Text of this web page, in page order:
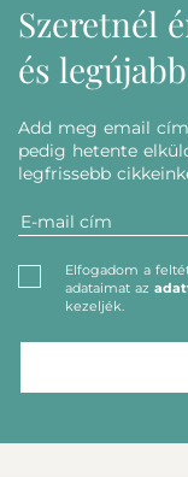
Szeretnél
és
Add meg email
pedig hetente
legfrissebb
Elfogadom a
adataimat az
kezeljék.